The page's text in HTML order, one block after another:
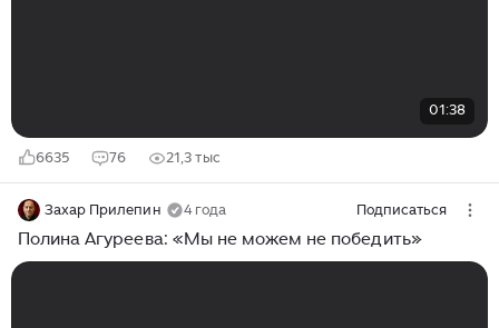
01:38
6635 76 21,3 тыс
Захар Прилепин 4 года Подписаться
Полина Агуреева: «Мы не можем не победить»